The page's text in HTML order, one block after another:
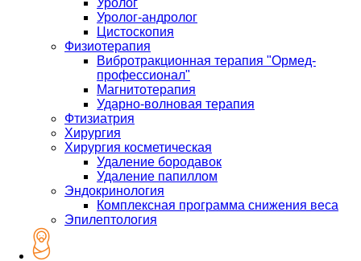
Уролог
Уролог-андролог
Цистоскопия
Физиотерапия
Вибротракционная терапия "Ормед-
профессионал"
Магнитотерапия
Ударно-волновая терапия
Фтизиатрия
Хирургия
Хирургия косметическая
Удаление бородавок
Удаление папиллом
Эндокринология
Комплексная программа снижения веса
Эпилептология